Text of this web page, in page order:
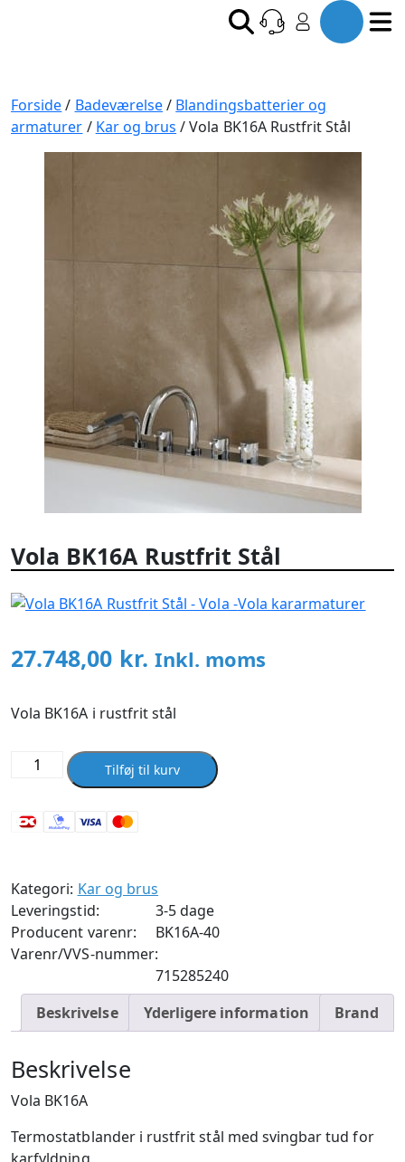
Forside/ Badeværelse/ Blandingsbatterier og
armaturer / Kar og brus / Vola BK16A Rustfrit Stål
Vola BK16A Rustfrit Stål
Vola kararmaturer
27.748,00 kr. Inkl. moms
Vola BK16A i rustfrit stål
Vola
Stål
Tilføj til kurv
Kategori: Kar og brus
Leveringstid:
3-5 dage
Producent varenr:
BK16A-40
Varenr/VVS-nummer:
715285240
Beskrivelse
Yderligere information Brand
Beskrivelse
Vola BK16A
Termostatblander i rustfrit stål med svingbar tud for